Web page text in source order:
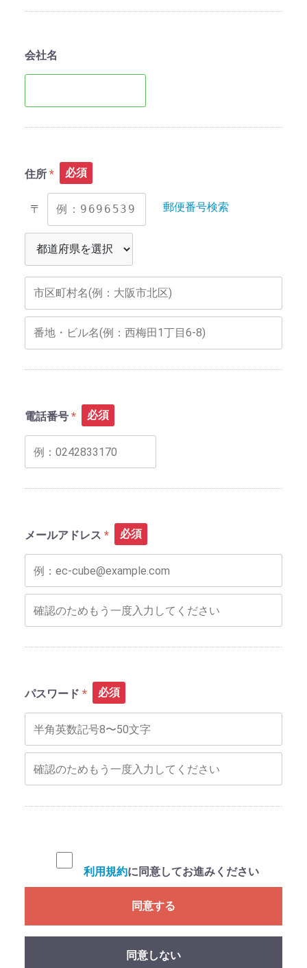
会社名
住所 必須
〒 郵便番号検索
電話番号 必須
メールアドレス 必須
パスワード 必須
利用規約に同意してお進みください
同意する
同意しない